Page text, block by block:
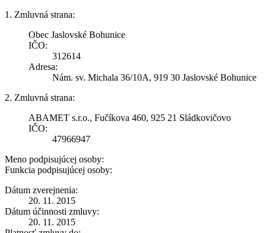
1. Zmluvná strana:
Obec Jaslovské Bohunice
IČO:
312614
Adresa:
Nám. sv. Michala 36/10A, 919 30 Jaslovské Bohunice
2. Zmluvná strana:
ABAMET s.r.o., Fučíkova 460, 925 21 Sládkovičovo
IČO:
47966947
Meno podpisujúcej osoby:
Funkcia podpisujúcej osoby:
Dátum zverejnenia:
20. 11. 2015
Dátum účinnosti zmluvy:
20. 11. 2015